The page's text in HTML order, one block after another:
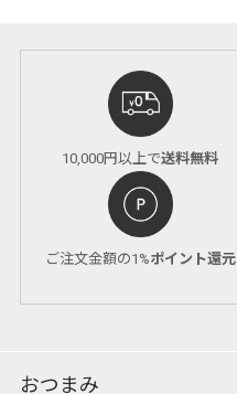
10,000円以上で送料無料
ご注文金額の1%ポイント還元
おつまみ